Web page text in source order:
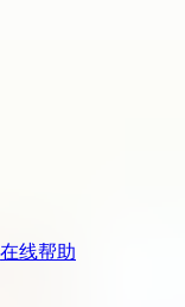
在线帮助